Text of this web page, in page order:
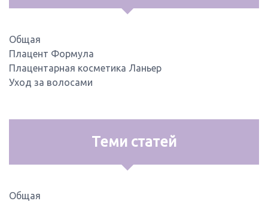
Общая
Плацент Формула
Плацентарная косметика Ланьер
Уход за волосами
Теми статей
Общая